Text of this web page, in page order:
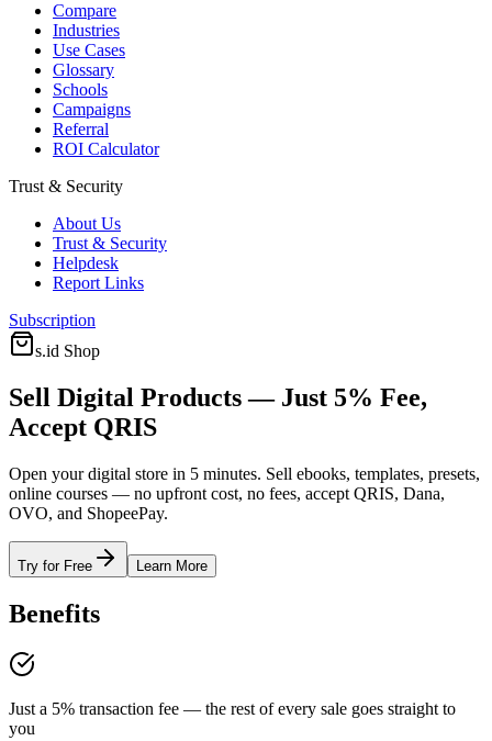
Compare
Industries
Use Cases
Glossary
Schools
Campaigns
Referral
ROI Calculator
Trust & Security
About Us
Trust & Security
Helpdesk
Report Links
Subscription
s.id Shop
Sell Digital Products — Just 5% Fee,
Accept QRIS
Open your digital store in 5 minutes. Sell ebooks, templates, presets,
online courses — no upfront cost, no fees, accept QRIS, Dana,
OVO, and ShopeePay.
Try for Free Learn More
Benefits
Just a 5% transaction fee — the rest of every sale goes straight to
you